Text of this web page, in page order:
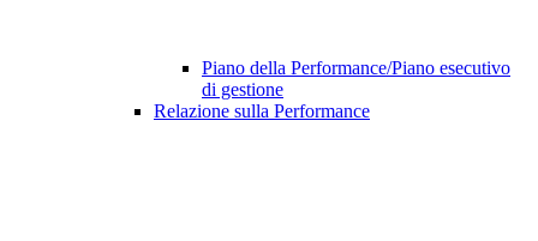
Piano della Performance/Piano esecutivo
di gestione
Relazione sulla Performance